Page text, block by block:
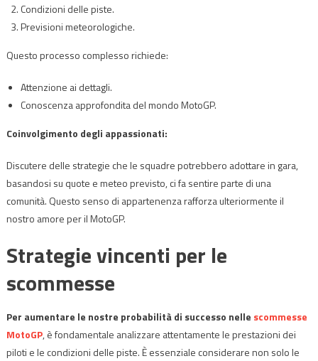
Condizioni delle piste.
Previsioni meteorologiche.
Questo processo complesso richiede:
Attenzione ai dettagli.
Conoscenza approfondita del mondo MotoGP.
Coinvolgimento degli appassionati:
Discutere delle strategie che le squadre potrebbero adottare in gara,
basandosi su quote e meteo previsto, ci fa sentire parte di una
comunità. Questo senso di appartenenza rafforza ulteriormente il
nostro amore per il MotoGP.
Strategie vincenti per le
scommesse
Per aumentare le nostre probabilità di successo nelle scommesse
MotoGP, è fondamentale analizzare attentamente le prestazioni dei
piloti e le condizioni delle piste. È essenziale considerare non solo le